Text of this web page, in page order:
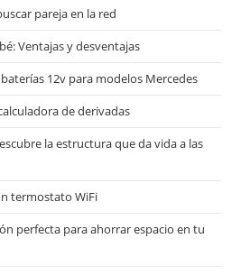
pareja en la red
Ventajas y desventajas
12v para modelos Mercedes
de derivadas
la estructura que da vida a las
termostato WiFi
perfecta para ahorrar espacio en tu